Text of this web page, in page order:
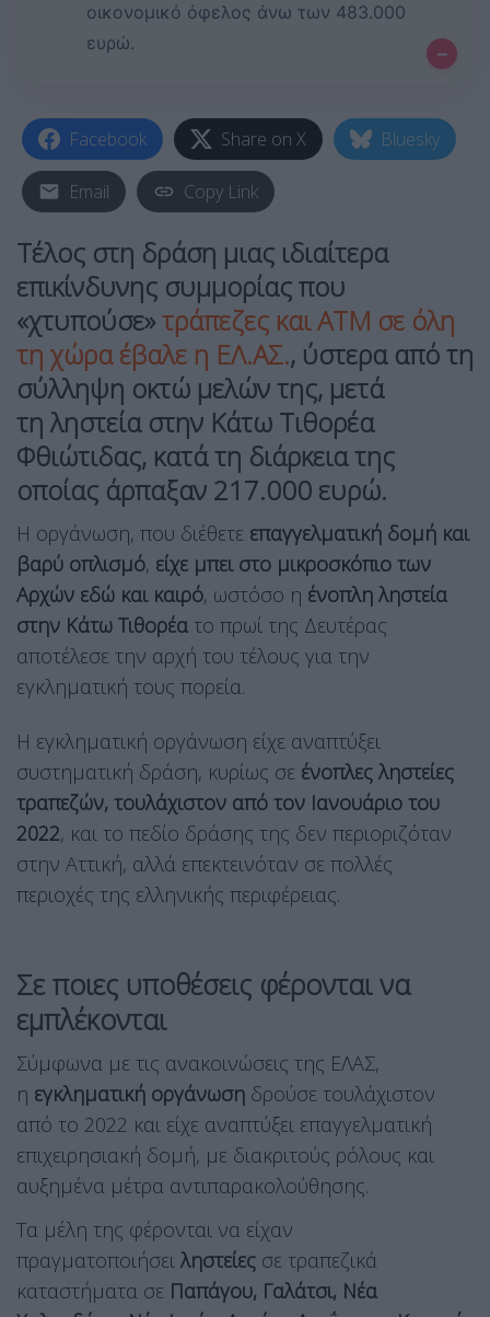
οικονομικό όφελος άνω των 483.000
ευρώ.
–
Facebook Share on X Bluesky
Email Copy Link
Τέλος στη δράση μιας ιδιαίτερα
επικίνδυνης συμμορίας που
«χτυπούσε»τράπεζες και ΑΤΜ σε όλη
τη χώρα έβαλε η ΕΛ.ΑΣ., ύστερα από τη
σύλληψη οκτώ μελών της, μετά
τη ληστεία στην Κάτω Τιθορέα
Φθιώτιδας, κατά τη διάρκεια της
οποίας άρπαξαν 217.000 ευρώ.
Η οργάνωση, που διέθετε επαγγελματική δομή και
βαρύ οπλισμό, είχε μπει στο μικροσκόπιο των
Αρχών εδώ και καιρό, ωστόσο η ένοπλη ληστεία
στην Κάτω Τιθορέα το πρωί της Δευτέρας
αποτέλεσε την αρχή του τέλους για την
εγκληματική τους πορεία.
Η εγκληματική οργάνωση είχε αναπτύξει
συστηματική δράση, κυρίως σε ένοπλες ληστείες
τραπεζών, τουλάχιστον από τον Ιανουάριο του
2022, και το πεδίο δράσης της δεν περιοριζόταν
στην Αττική, αλλά επεκτεινόταν σε πολλές
περιοχές της ελληνικής περιφέρειας.
Σε ποιες υποθέσεις φέρονται να
εμπλέκονται
Σύμφωνα με τις ανακοινώσεις της ΕΛΑΣ,
η εγκληματική οργάνωση δρούσε τουλάχιστον
από το 2022 και είχε αναπτύξει επαγγελματική
επιχειρησιακή δομή, με διακριτούς ρόλους και
αυξημένα μέτρα αντιπαρακολούθησης.
Τα μέλη της φέρονται να είχαν
πραγματοποιήσει ληστείες σε τραπεζικά
καταστήματα σε Παπάγου, Γαλάτσι, Νέα